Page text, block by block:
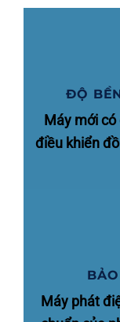
ĐỘ
Máy mới
điều khiển
Máy phát